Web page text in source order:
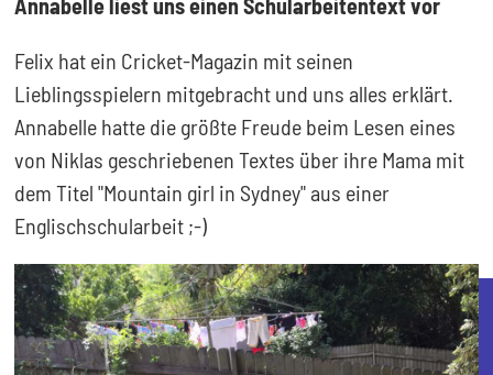
Annabelle liest uns einen Schularbeitentext vor
Felix hat ein Cricket-Magazin mit seinen
Lieblingsspielern mitgebracht und uns alles erklärt.
Annabelle hatte die größte Freude beim Lesen eines
von Niklas geschriebenen Textes über ihre Mama mit
dem Titel "Mountain girl in Sydney" aus einer
Englischschularbeit ;-)